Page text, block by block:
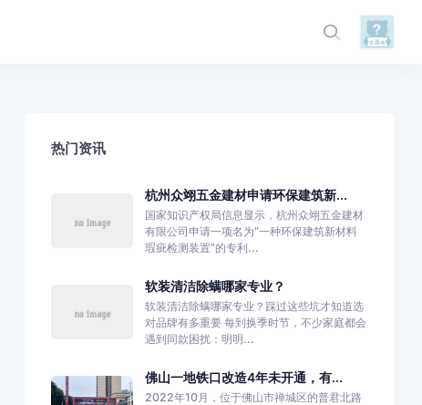
热门资讯
杭州众翊五金建材申请环保建筑新...
国家知识产权局信息显示，杭州众翊五金建材
有限公司申请一项名为“一种环保建筑新材料
瑕疵检测装置”的专利...
软装清洁除螨哪家专业？
软装清洁除螨哪家专业？踩过这些坑才知道选
对品牌有多重要 每到换季时节，不少家庭都会
遇到同款困扰：明明...
佛山一地铁口改造4年未开通，有...
2022年10月，位于佛山市禅城区的普君北路